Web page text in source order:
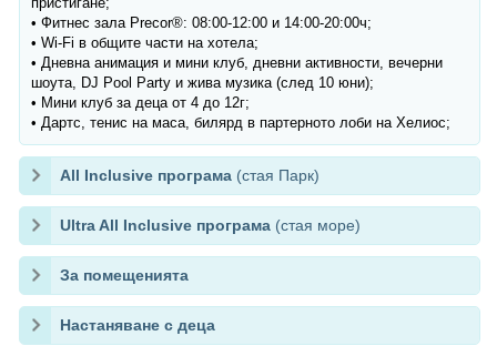
• Фитнес зала Precor®: 08:00-12:00 и 14:00-20:00ч;
• Wi-Fi в общите части на хотела;
• Дневна анимация и мини клуб, дневни активности, вечерни
шоута, DJ Pool Party и жива музика (след 10 юни);
• Мини клуб за деца от 4 до 12г;
• Дартс, тенис на маса, билярд в партерното лоби на Хелиос;
All Inclusive програма (стая Парк)
Ultra All Inclusive програма (стая море)
За помещенията
Настаняване с деца